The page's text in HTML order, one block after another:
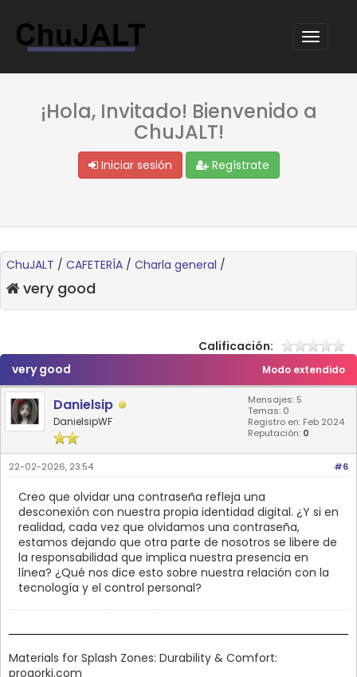
¡Hola, Invitado! Bienvenido a
ChuJALT!
Iniciar sesión Regístrate
ChuJALT / CAFETERÍA / Charla general /
very good
Calificación:
Modo extendido
very good
Danielsip
DanielsipWF
Mensajes: 5
Temas: 0
Registro en: Feb 2024
Reputación: 0
#6
22-02-2026, 23:54
Creo que olvidar una contraseña refleja una
desconexión con nuestra propia identidad digital. ¿Y si en
realidad, cada vez que olvidamos una contraseña,
estamos dejando que otra parte de nosotros se libere de
la responsabilidad que implica nuestra presencia en
línea? ¿Qué nos dice esto sobre nuestra relación con la
tecnología y el control personal?
Materials for Splash Zones: Durability & Comfort:
progorki.com